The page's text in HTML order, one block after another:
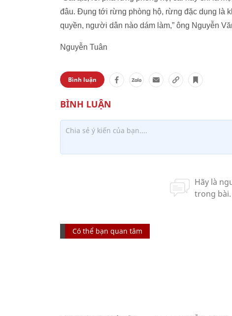
đâu. Đụng tới rừng phòng hộ, rừng đặc dụng là
quyền, người dân nào dám làm,” ông Nguyễn
Nguyễn Tuân
Bình luận
Có thể bạn quan tâm